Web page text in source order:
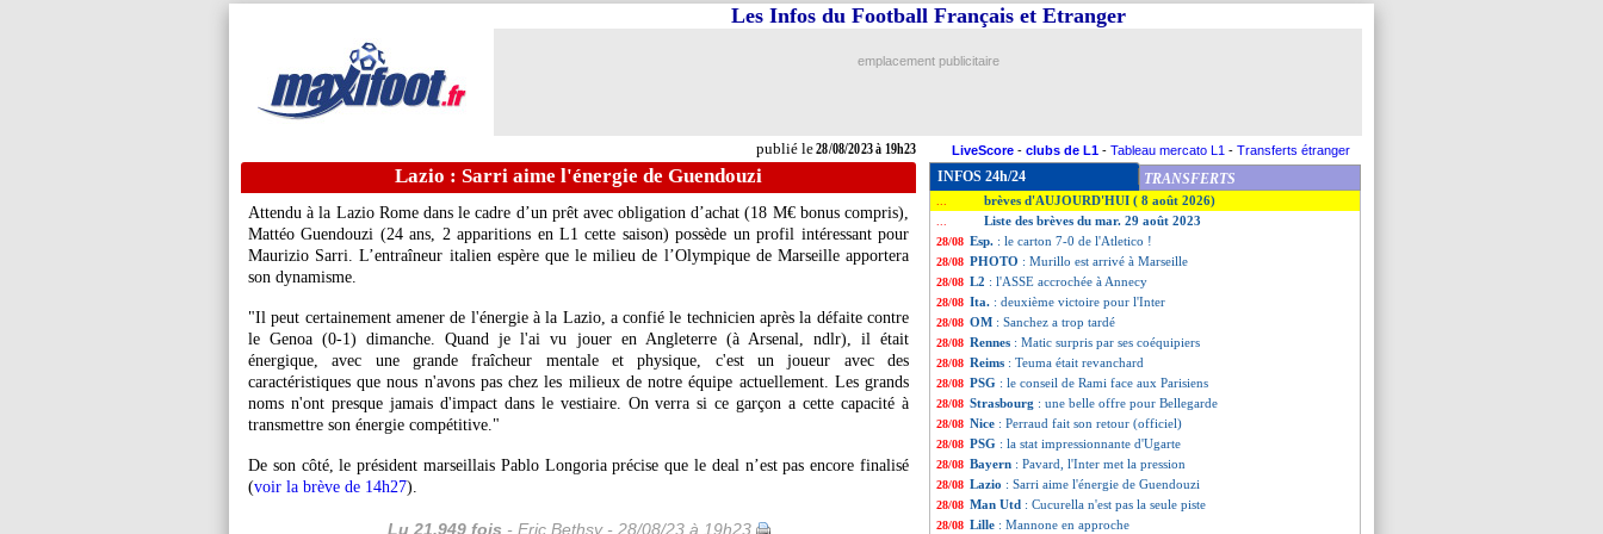
publié le28/08/2023 à 19h23
Les Infos du Football Français et Etranger
emplacement publicitaire
LiveScore - clubs de L1 - Tableau mercato L1 - Transferts étranger
Lazio : Sarri aime l'énergie de Guendouzi
Attendu à la Lazio Rome dans le cadre d’un prêt avec obligation d’achat (18 M€ bonus compris),
Mattéo Guendouzi (24 ans, 2 apparitions en L1 cette saison) possède un profil intéressant pour
Maurizio Sarri. L’entraîneur italien espère que le milieu de l’Olympique de Marseille apportera
son dynamisme.
"Il peut certainement amener de l'énergie à la Lazio, a confié le technicien après la défaite contre
le Genoa (0-1) dimanche. Quand je l'ai vu jouer en Angleterre (à Arsenal, ndlr), il était
énergique, avec une grande fraîcheur mentale et physique, c'est un joueur avec des
caractéristiques que nous n'avons pas chez les milieux de notre équipe actuellement. Les grands
noms n'ont presque jamais d'impact dans le vestiaire. On verra si ce garçon a cette capacité à
transmettre son énergie compétitive."
De son côté, le président marseillais Pablo Longoria précise que le deal n’est pas encore finalisé
(voir la brève de 14h27).
Lu 21.949 fois - Eric Bethsy - 28/08/23 à 19h23
INFOS 24h/24 TRANSFERTS
brèves d'AUJOURD'HUI ( 8 août 2026)
Liste des brèves du mar. 29 août 2023
28/08 Esp. : le carton 7-0 de l'Atletico !
28/08 PHOTO : Murillo est arrivé à Marseille
28/08 L2 : l'ASSE accrochée à Annecy
28/08 Ita. : deuxième victoire pour l'Inter
28/08 OM : Sanchez a trop tardé
28/08 Rennes : Matic surpris par ses coéquipiers
28/08 Reims : Teuma était revanchard
28/08 PSG : le conseil de Rami face aux Parisiens
28/08 Strasbourg : une belle offre pour Bellegarde
28/08 Nice : Perraud fait son retour (officiel)
28/08 PSG : la stat impressionnante d'Ugarte
28/08 Bayern : Pavard, l'Inter met la pression
28/08 Lazio : Sarri aime l'énergie de Guendouzi
28/08 Man Utd : Cucurella n'est pas la seule piste
28/08 Lille : Mannone en approche